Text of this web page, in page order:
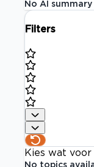
No AI
Filters
Kies wat
No topics